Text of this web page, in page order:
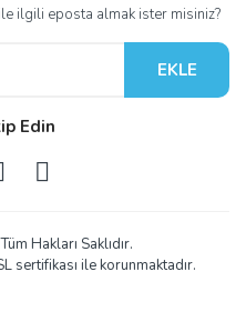
ilgili eposta almak ister misiniz?
EKLE
Edin
Hakları Saklıdır.
sertifikası ile korunmaktadır.